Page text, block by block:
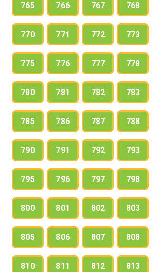
765 766 767 768
770 771 772 773
775 776 777 778
780 781 782 783
785 786 787 788
790 791 792 793
795 796 797 798
800 801 802 803
805 806 807 808
810 811 812 813